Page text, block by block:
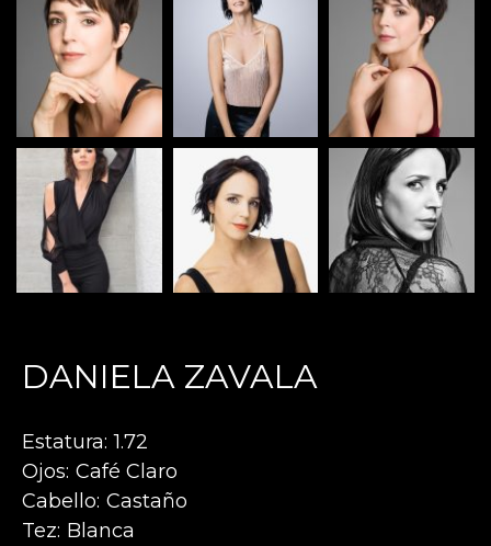
DANIELA ZAVALA
Estatura 1.72
Ojos Café Claro
Cabello Castaño
Tez Blanca